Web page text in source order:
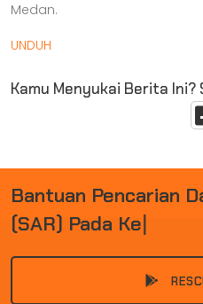
Medan.
UNDUH
Kamu Menyukai Berita Ini?
BANTUAN PENCARIAN D
(SAR) PADA KE